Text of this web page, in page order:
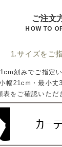
ご注文
HOW TO
1.サイズをご
1cm刻みでご指定
幅21cm・最小丈
表をご確認いただ